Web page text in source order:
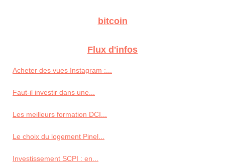
bitcoin
Flux d'infos
Acheter des vues Instagram :...
Faut-il investir dans une...
Les meilleurs formation DCI...
Le choix du logement Pinel...
Investissement SCPI : en...